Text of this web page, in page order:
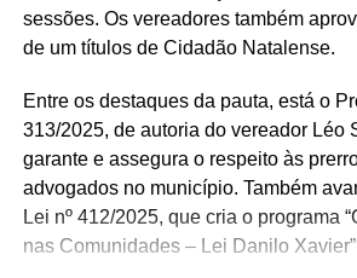
sessões. Os vereadores também
de um títulos de Cidadão Natalense.
Entre os destaques da pauta, está o
313/2025, de autoria do vereador Léo
garante e assegura o respeito às
advogados no município. Também
Lei nº 412/2025, que cria o programa
nas Comunidades – Lei Danilo